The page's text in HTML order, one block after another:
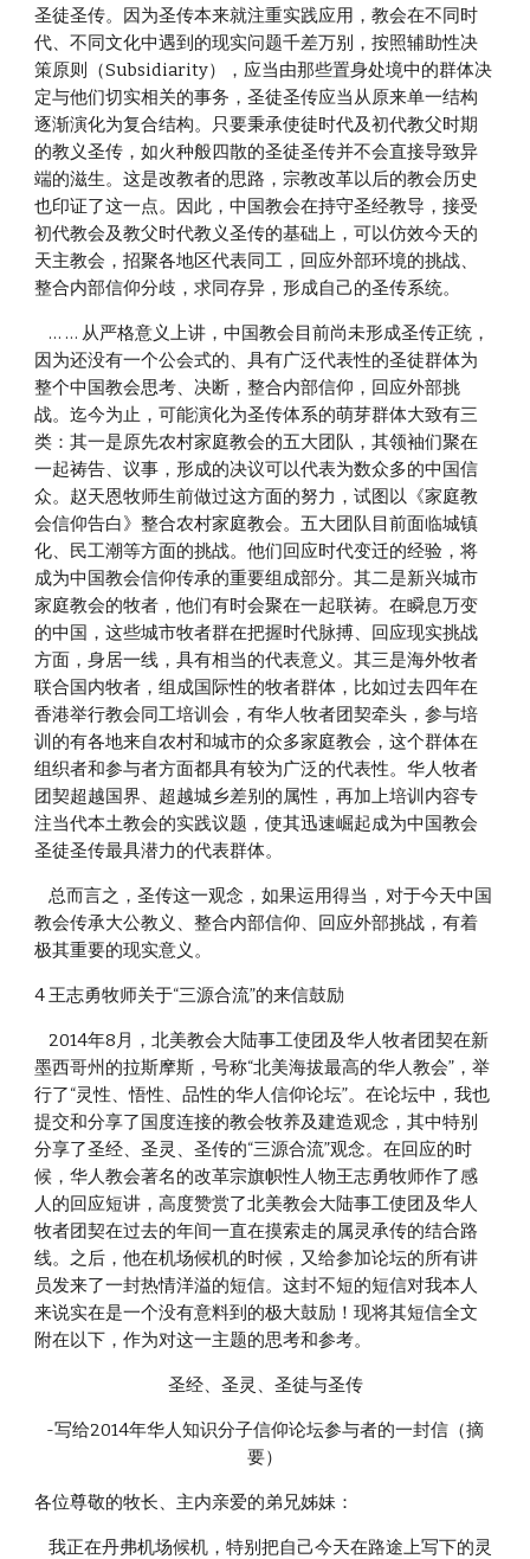
圣徒圣传。因为圣传本来就注重实践应用，教会在不同时
代、不同文化中遇到的现实问题千差万别，按照辅助性决
策原则（Subsidiarity），应当由那些置身处境中的群体决
定与他们切实相关的事务，圣徒圣传应当从原来单一结构
逐渐演化为复合结构。只要秉承使徒时代及初代教父时期
的教义圣传，如火种般四散的圣徒圣传并不会直接导致异
端的滋生。这是改教者的思路，宗教改革以后的教会历史
也印证了这一点。因此，中国教会在持守圣经教导，接受
初代教会及教父时代教义圣传的基础上，可以仿效今天的
天主教会，招聚各地区代表同工，回应外部环境的挑战、
整合内部信仰分歧，求同存异，形成自己的圣传系统。
因为还没有一个公会式的、具有广泛代表性的圣徒群体为
整个中国教会思考、决断，整合内部信仰，回应外部挑
战。迄今为止，可能演化为圣传体系的萌芽群体大致有三
类：其一是原先农村家庭教会的五大团队，其领袖们聚在
一起祷告、议事，形成的决议可以代表为数众多的中国信
众。赵天恩牧师生前做过这方面的努力，试图以《家庭教
会信仰告白》整合农村家庭教会。五大团队目前面临城镇
化、民工潮等方面的挑战。他们回应时代变迁的经验，将
成为中国教会信仰传承的重要组成部分。其二是新兴城市
家庭教会的牧者，他们有时会聚在一起联祷。在瞬息万变
的中国，这些城市牧者群在把握时代脉搏、回应现实挑战
方面，身居一线，具有相当的代表意义。其三是海外牧者
联合国内牧者，组成国际性的牧者群体，比如过去四年在
香港举行教会同工培训会，有华人牧者团契牵头，参与培
训的有各地来自农村和城市的众多家庭教会，这个群体在
组织者和参与者方面都具有较为广泛的代表性。华人牧者
团契超越国界、超越城乡差别的属性，再加上培训内容专
注当代本土教会的实践议题，使其迅速崛起成为中国教会
圣徒圣传最具潜力的代表群体。
    总而言之，圣传这一观念，如果运用得当，对于今天中国
教会传承大公教义、整合内部信仰、回应外部挑战，有着
极其重要的现实意义。
4 王志勇牧师关于“三源合流”的来信鼓励
墨西哥州的拉斯摩斯，号称“北美海拔最高的华人教会”，举
行了“灵性、悟性、品性的华人信仰论坛”。在论坛中，我也
提交和分享了国度连接的教会牧养及建造观念，其中特别
分享了圣经、圣灵、圣传的“三源合流”观念。在回应的时
候，华人教会著名的改革宗旗帜性人物王志勇牧师作了感
人的回应短讲，高度赞赏了北美教会大陆事工使团及华人
牧者团契在过去的年间一直在摸索走的属灵承传的结合路
线。之后，他在机场候机的时候，又给参加论坛的所有讲
员发来了一封热情洋溢的短信。这封不短的短信对我本人
来说实在是一个没有意料到的极大鼓励！现将其短信全文
附在以下，作为对这一主题的思考和参考。
圣经、圣灵、圣徒与圣传
-写给2014年华人知识分子信仰论坛参与者的一封信（摘
要）
各位尊敬的牧长、主内亲爱的弟兄姊妹：
    我正在丹弗机场候机，特别把自己今天在路途上写下的灵